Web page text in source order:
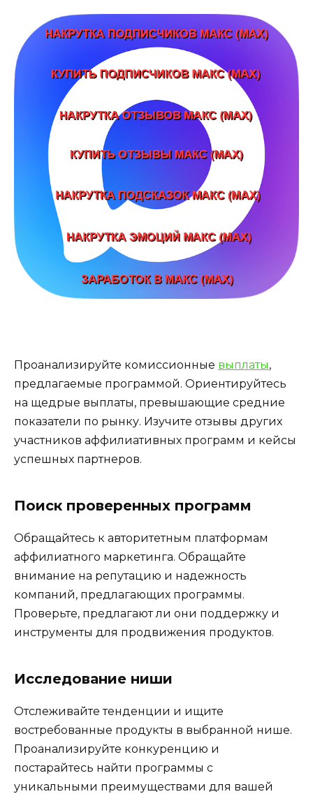
Проанализируйте комиссионные выплаты,
предлагаемые программой. Ориентируйтесь
на щедрые выплаты, превышающие средние
показатели по рынку. Изучите отзывы других
участников аффилиативных программ и кейсы
успешных партнеров.
Поиск проверенных программ
Обращайтесь к авторитетным платформам
аффилиатного маркетинга. Обращайте
внимание на репутацию и надежность
компаний, предлагающих программы.
Проверьте, предлагают ли они поддержку и
инструменты для продвижения продуктов.
Исследование ниши
Отслеживайте тенденции и ищите
востребованные продукты в выбранной нише.
Проанализируйте конкуренцию и
постарайтесь найти программы с
уникальными преимуществами для вашей